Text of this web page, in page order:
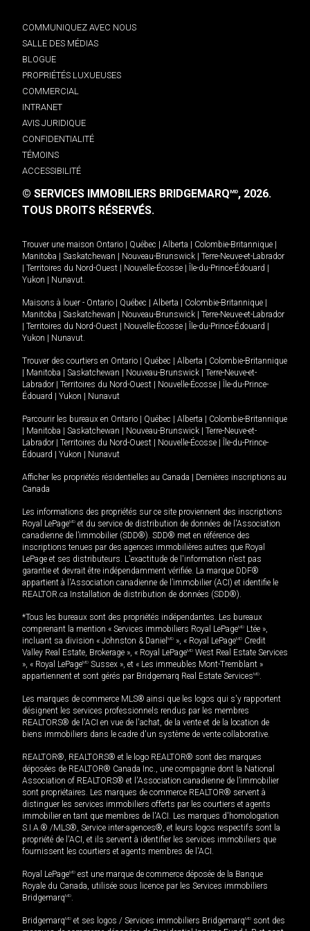
COMMUNIQUEZ AVEC NOUS
SALLE DES MÉDIAS
BLOGUE
PROPRIÉTÉS LUXUEUSES
COMMERCIAL
INTRANET
AVIS JURIDIQUE
CONFIDENTIALITÉ
TÉMOINS
ACCESSIBILITÉ
© SERVICES IMMOBILIERS BRIDGEMARQMD, 2026.
TOUS DROITS RÉSERVÉS.
Trouver une maison Ontario Québec Alberta Colombie-Britannique
Manitoba
Saskatchewan Nouveau-Brunswick
Terre-Neuve-et-Labrador
Territoires du Nord-Ouest Nouvelle-Écosse Île-du-Prince-Édouard
Yukon
Nunavut.
Maisons à louer - Ontario Québec Alberta Colombie-Britannique
Manitoba
Saskatchewan Nouveau-Brunswick
Terre-Neuve-et-Labrador
Territoires du Nord-Ouest Nouvelle-Écosse Île-du-Prince-Édouard
Yukon
Nunavut.
Trouver des courtiers en Ontario Québec Alberta
Colombie-Britannique
Manitoba Saskatchewan Nouveau-Brunswick
Terre-Neuve-et-
Labrador
Territoires du Nord-Ouest Nouvelle-Écosse
Île-du-Prince-
Édouard
Yukon Nunavut
Parcourir les bureaux en Ontario Québec Alberta
Colombie-Britannique
Manitoba Saskatchewan Nouveau-Brunswick
Terre-Neuve-et-
Labrador
Territoires du Nord-Ouest Nouvelle-Écosse
Île-du-Prince-
Édouard
Yukon Nunavut
Afficher les propriétés résidentielles au Canada
Dernières inscriptions au
Canada
Les informations des propriétés sur ce site proviennent des inscriptions
Royal LePageMD et du service de distribution de données de l'Association
canadienne de l’immobilier (SDD®). SDD® met en référence des
inscriptions tenues par des agences immobilières autres que Royal
LePage et ses distributeurs. L'exactitude de l'information n'est pas
garantie et devrait être indépendamment vérifiée. La marque DDF®
appartient à l'Association canadienne de l’immobilier (ACI) et identifie le
REALTOR.ca Installation de distribution de données (SDD®).
*Tous les bureaux sont des propriétés indépendantes. Les bureaux
comprenant la mention « Services immobiliers Royal LePageMD Ltée »,
incluant sa division « Johnston & Daniel MD », « Royal LePageMD Credit
Valley Real Estate, Brokerage », « Royal LePageMD West Real Estate Services
», « Royal LePageMD Sussex », et « Les immeubles Mont-Tremblant »
appartiennent et sont gérés par Bridgemarq Real Estate ServicesMD.
Les marques de commerce MLS® ainsi que les logos qui s'y rapportent
désignent les services professionnels rendus par les membres
REALTORS® de l'ACI en vue de l'achat, de la vente et de la location de
biens immobiliers dans le cadre d'un système de vente collaborative.
REALTOR®, REALTORS® et le logo REALTOR® sont des marques
déposées de REALTOR® Canada Inc., une compagnie dont la National
Association of REALTORS® et l'Association canadienne de l’immobilier
sont propriétaires. Les marques de commerce REALTOR® servent à
distinguer les services immobiliers offerts par les courtiers et agents
immobilier en tant que membres de l'ACI. Les marques d'homologation
S.I.A.® /MLS®, Service inter-agences®, et leurs logos respectifs sont la
propriété de l'ACI, et ils servent à identifier les services immobiliers que
fournissent les courtiers et agents membres de l'ACI.
Royal LePageMD est une marque de commerce déposée de la Banque
Royale du Canada, utilisée sous licence par les Services immobiliers
BridgemarqMD.
BridgemarqMD et ses logos / Services immobiliers BridgemarqMD sont des